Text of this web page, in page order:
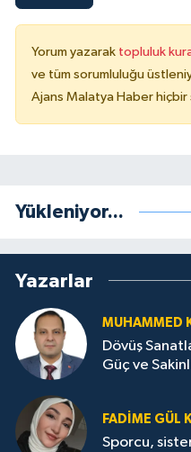
Yorum yazarak topluluk
ve tüm sorumluluğu
Ajans Malatya Haber
Yükleniyor...
Yazarlar
MUHAMMED
Dövüş
Güç ve
FADIME GÜL
Sporcu,